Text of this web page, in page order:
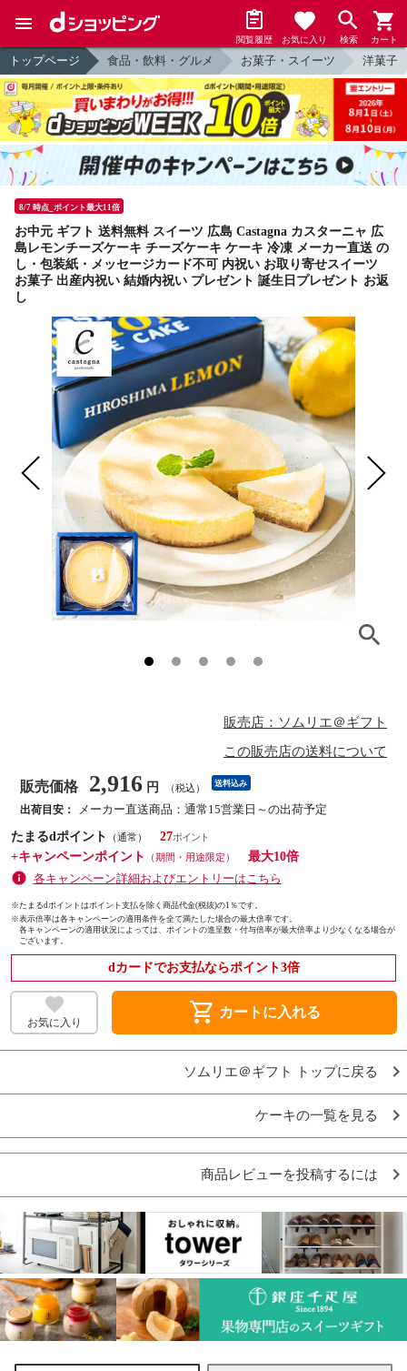
閲覧履歴 お気に入り 検索 カート
トップページ 食品・飲料・グルメ お菓子・スイーツ 洋菓子
8/7 時点_ポイント最大11倍
お中元 ギフト 送料無料 スイーツ 広島 Castagna カスターニャ 広
島レモンチーズケーキ チーズケーキ ケーキ 冷凍 メーカー直送 の
し・包装紙・メッセージカード不可 内祝い お取り寄せスイーツ
お菓子 出産内祝い 結婚内祝い プレゼント 誕生日プレゼント お返
し
販売店：ソムリエ＠ギフト
この販売店の送料について
販売価格 2,916 円 （税込） 送料込み
出荷目安：
メーカー直送商品：通常15営業日～の出荷予定
たまるdポイント
（通常）
27
+キャンペーンポイント
（期間・用途限定）
最大10倍
各キャンペーン詳細およびエントリーはこちら
※たまるdポイントはポイント支払を除く商品代金(税抜)の1％です。
※表示倍率は各キャンペーンの適用条件を全て満たした場合の最大倍率です。
各キャンペーンの適用状況によっては、ポイントの進呈数・付与倍率が最大倍率より少なくなる場合が
ございます。
dカードでお支払ならポイント3倍
お気に入り shopping_cart カートに入れる
ソムリエ＠ギフト トップに戻る
ケーキの一覧を見る
商品レビューを投稿するには